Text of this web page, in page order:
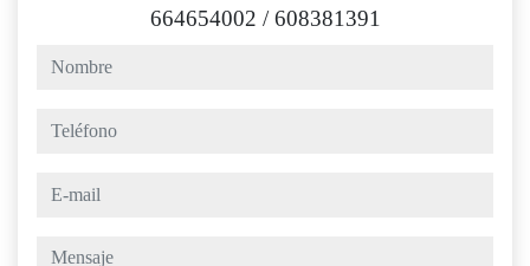
664654002 /608381391
nombre
teléfono
e-mail
mensaje